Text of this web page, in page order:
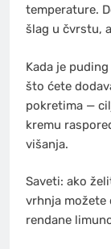
temperature.
šlag u čvrstu,
Kada je
što ćete
pokretima —
kremu
višanja.
Saveti: ako
vrhnja možete
rendane